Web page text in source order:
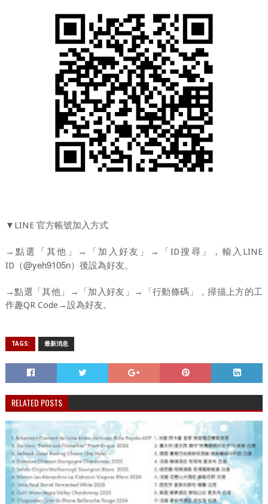
▼LINE 官方帳號加入方式
→點選「其他」→「加入好友」→「ID搜尋」，輸入LINE
ID（@yeh9105n）後設為好友。
→點選「其他」→「加入好友」→「行動條碼」，掃描上方的工
作趣QR Code→設為好友。
TAGS: 最新消息
RELATED POSTS